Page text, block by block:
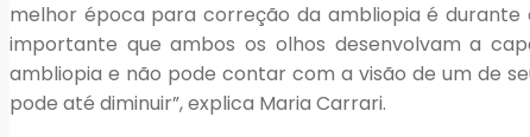
melhor época para correção da ambliopia é
importante que ambos os olhos desenvolvam a
ambliopia e não pode contar com a visão de um de
pode até diminuir”, explica Maria Carrari.